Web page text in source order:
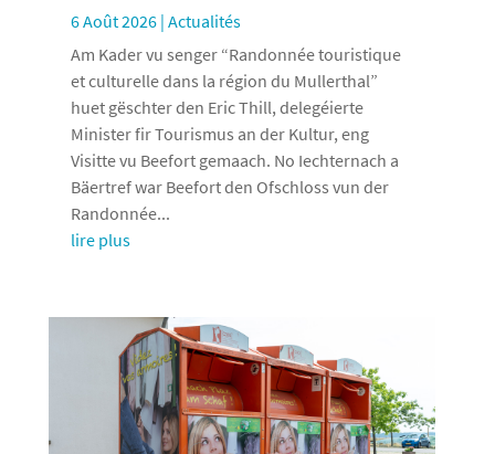
6 Août 2026| Actualités
Am Kader vu senger “Randonnée touristique
et culturelle dans la région du Mullerthal”
huet gëschter den Eric Thill, delegéierte
Minister fir Tourismus an der Kultur, eng
Visitte vu Beefort gemaach. No Iechternach a
Bäertref war Beefort den Ofschloss vun der
Randonnée...
lire plus